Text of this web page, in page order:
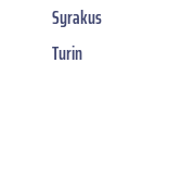
Syrakus
Turin